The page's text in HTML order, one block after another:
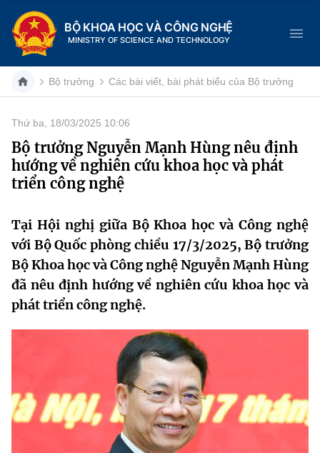
BỘ KHOA HỌC VÀ CÔNG NGHỆ
MINISTRY OF SCIENCE AND TECHNOLOGY
Danh mục
Trang chủ
Chức năng nhiệm vụ
Cơ cấu tổ chức
Lịch sử phát triển
Sở Khoa học và Công nghệ
Tin tức sự kiện
Khoa học và Công nghệ
Đổi mới sáng tạo
Bưu chính, Viễn thông
Sở hữu trí tuệ
Tiêu chuẩn, đo lường, chất lượng
Dịch vụ công
Hệ thống văn bản
Văn bản chỉ đạo điều hành
Lấy ý kiến người dân về dự thảo VBQPPL
Khoa học và Công nghệ
Đổi mới sáng tạo
Multimedia
THƯ ĐIỆN TỬ
Bộ trưởng Các bài viết, bài phát biểu của Bộ trưởng
Thứ ba, 18/03/2025 10:06
Bộ trưởng Nguyễn Mạnh Hùng nêu định
hướng về nghiên cứu khoa học và phát
triển công nghệ
Tại Hội nghị giữa Bộ Khoa học và Công nghệ
với Bộ Quốc phòng chiều 17/3/2025, Bộ trưởng
Bộ Khoa học và Công nghệ Nguyễn Mạnh Hùng
đã nêu định hướng về nghiên cứu khoa học và
phát triển công nghệ.